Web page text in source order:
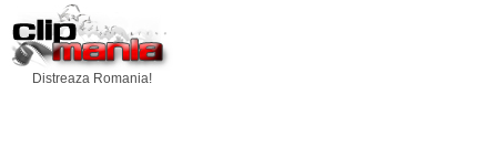
Distreaza Romania!